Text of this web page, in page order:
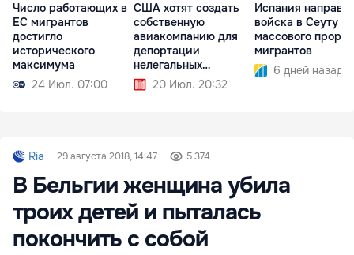
Число работающих в
ЕС мигрантов
достигло
исторического
максимума
24 Июл. 07:00
США хотят создать
собственную
авиакомпанию для
депортации
нелегальных
мигрантов
20 Июл. 20:32
Испания
войска в Сеуту
массового
мигрантов
6 дней назад
Ria 29 августа 2018, 14:47 5 374
В Бельгии женщина убила
троих детей и пыталась
покончить с собой